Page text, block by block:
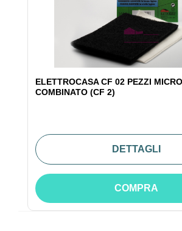
ELETTROCASA CF 02 PEZZI
COMBINATO (CF 2)
DETTAGLI
COMPRA